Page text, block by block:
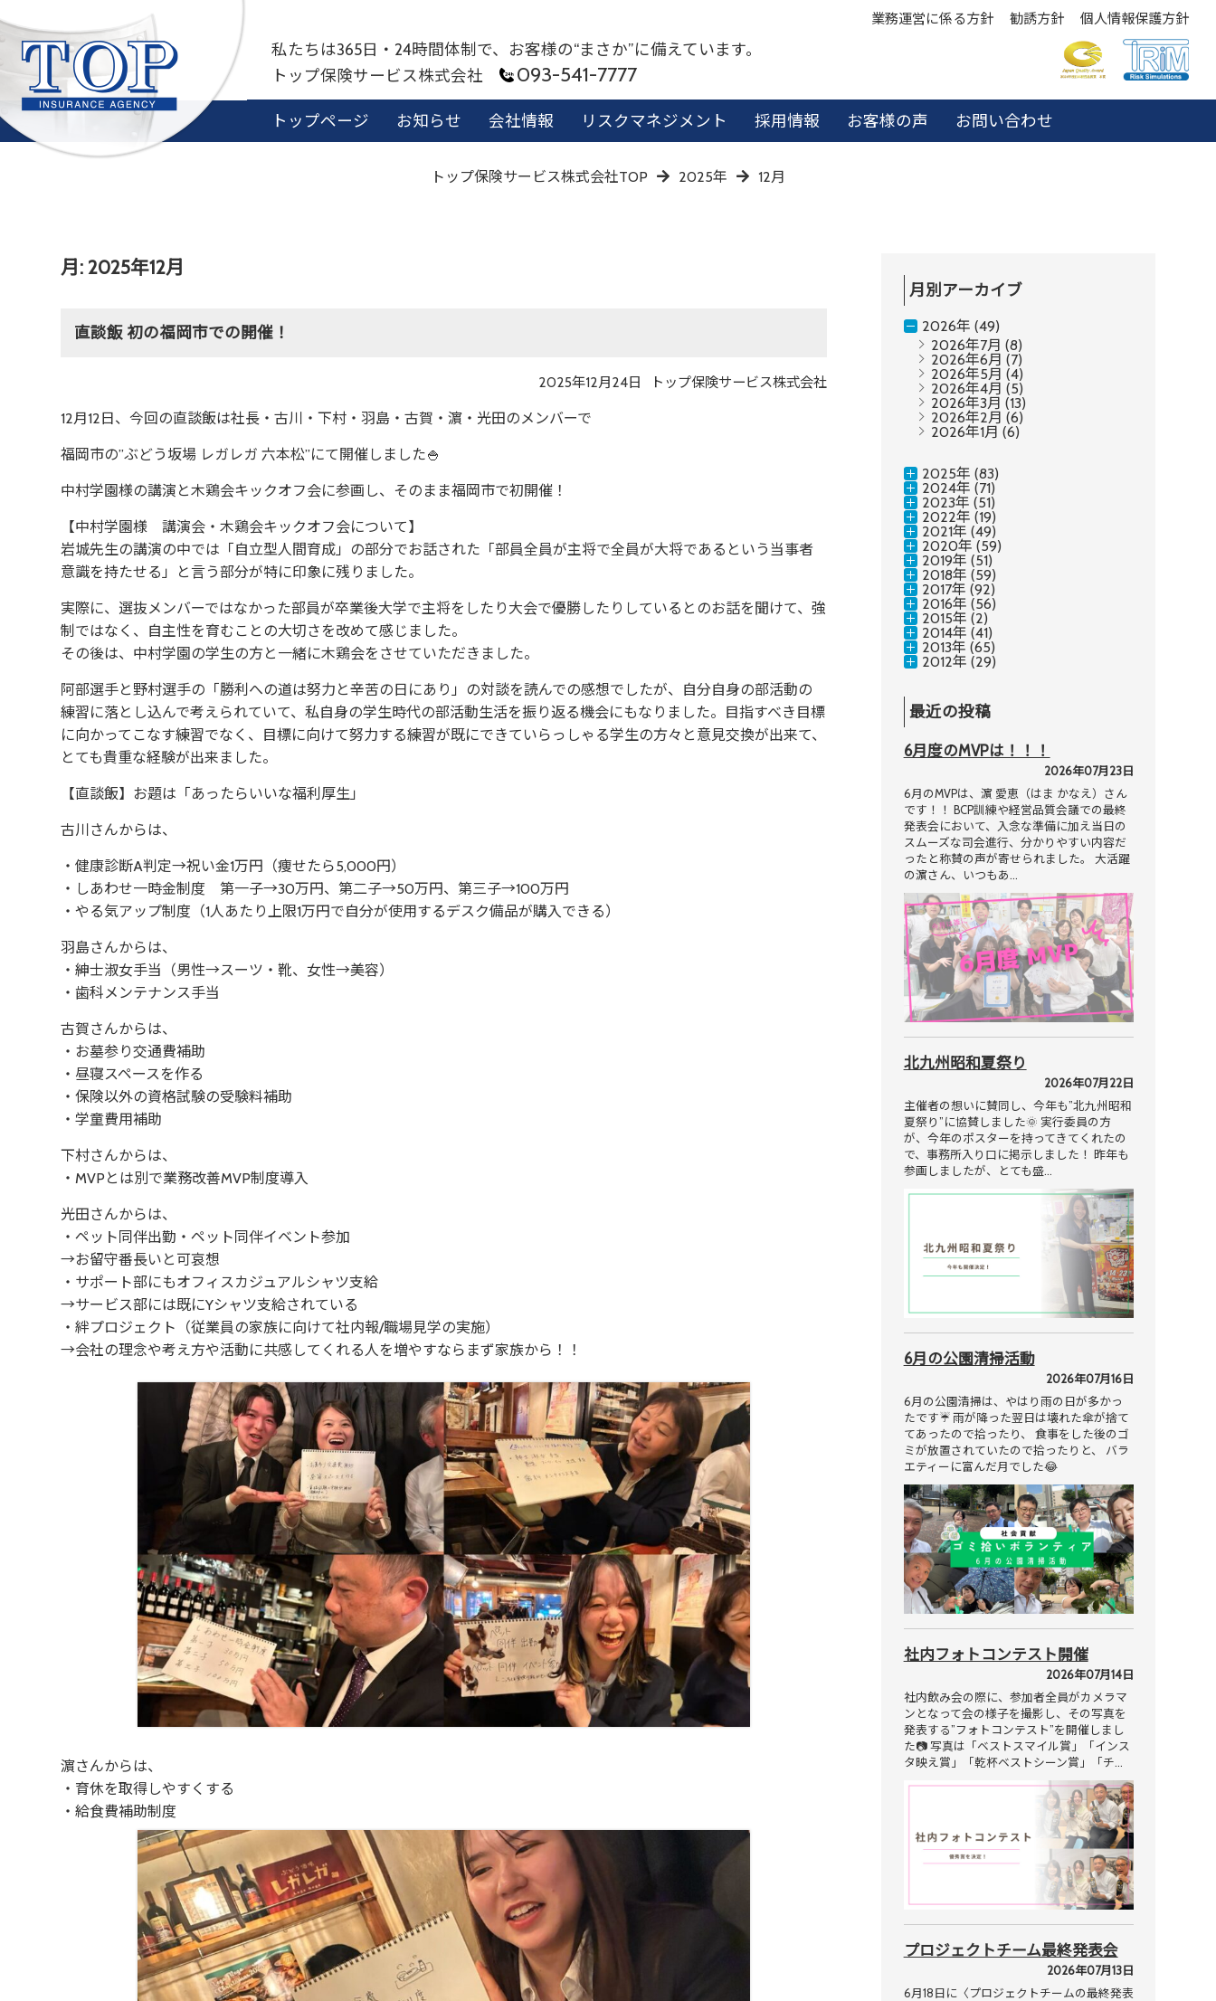
業務運営に係る方針 勧誘方針 個人情報保護方針
私たちは365日・24時間体制で、お客様の“まさか”に備えています。
トップ保険サービス株式会社
093-541-7777
トップページ お知らせ 会社情報 リスクマネジメント 採用情報 お客様の声 お問い合わせ
トップ保険サービス株式会社TOP 2025年 12月
月:2025年12月
直談飯 初の福岡市での開催！
投
日
2025年12月24日 投
トップ保険サービス株式会社
12月12日、今回の直談飯は社長・古川・下村・羽島・古賀・濵・光田のメンバーで
福岡市の”ぶどう坂場 レガレガ 六本松”にて開催しました🍚
中村学園様の講演と木鶏会キックオフ会に参画し、そのまま福岡市で初開催！
【中村学園様 講演会・木鶏会キックオフ会について】
岩城先生の講演の中では「自立型人間育成」の部分でお話された「部員全員が主将で全員が大将であるという当事者
意識を持たせる」と言う部分が特に印象に残りました。
実際に、選抜メンバーではなかった部員が卒業後大学で主将をしたり大会で優勝したりしているとのお話を聞けて、強
制ではなく、自主性を育むことの大切さを改めて感じました。
その後は、中村学園の学生の方と一緒に木鶏会をさせていただきました。
阿部選手と野村選手の「勝利への道は努力と辛苦の日にあり」の対談を読んでの感想でしたが、自分自身の部活動の
練習に落とし込んで考えられていて、私自身の学生時代の部活動生活を振り返る機会にもなりました。目指すべき目標
に向かってこなす練習でなく、目標に向けて努力する練習が既にできていらっしゃる学生の方々と意見交換が出来て、
とても貴重な経験が出来ました。
【直談飯】お題は「あったらいいな福利厚生」
古川さんからは、
・健康診断A判定→祝い金1万円（痩せたら5,000円）
・しあわせ一時金制度 第一子→30万円、第二子→50万円、第三子→100万円
・やる気アップ制度（1人あたり上限1万円で自分が使用するデスク備品が購入できる）
羽島さんからは、
・紳士淑女手当（男性→スーツ・靴、女性→美容）
・歯科メンテナンス手当
古賀さんからは、
・お墓参り交通費補助
・昼寝スペースを作る
・保険以外の資格試験の受験料補助
・学童費用補助
下村さんからは、
・MVPとは別で業務改善MVP制度導入
光田さんからは、
・ペット同伴出勤・ペット同伴イベント参加
→お留守番長いと可哀想
・サポート部にもオフィスカジュアルシャツ支給
→サービス部には既にYシャツ支給されている
・絆プロジェクト（従業員の家族に向けて社内報/職場見学の実施）
→会社の理念や考え方や活動に共感してくれる人を増やすならまず家族から！！
濵さんからは、
・育休を取得しやすくする
・給食費補助制度
月別アーカイブ
2026年 (49)
2026年7月 (8)
2026年6月 (7)
2026年5月 (4)
2026年4月 (5)
2026年3月 (13)
2026年2月 (6)
2026年1月 (6)
2025年 (83)
2024年 (71)
2023年 (51)
2022年 (19)
2021年 (49)
2020年 (59)
2019年 (51)
2018年 (59)
2017年 (92)
2016年 (56)
2015年 (2)
2014年 (41)
2013年 (65)
2012年 (29)
最近の投稿
6月度のMVPは！！！
2026年07月23日
6月のMVPは、濵 愛恵（はま かなえ）さん
です！！ BCP訓練や経営品質会議での最終
発表会において、入念な準備に加え当日の
スムーズな司会進行、分かりやすい内容だ
ったと称賛の声が寄せられました。 大活躍
の濵さん、いつもあ…
北九州昭和夏祭り
2026年07月22日
主催者の想いに賛同し、今年も”北九州昭和
夏祭り”に協賛しました🌞 実行委員の方
が、今年のポスターを持ってきてくれたの
で、事務所入り口に掲示しました！ 昨年も
参画しましたが、とても盛…
6月の公園清掃活動
2026年07月16日
6月の公園清掃は、やはり雨の日が多かっ
たです☔ 雨が降った翌日は壊れた傘が捨て
てあったので拾ったり、 食事をした後のゴ
ミが放置されていたので拾ったりと、 バラ
エティーに富んだ月でした😂
社内フォトコンテスト開催
2026年07月14日
社内飲み会の際に、参加者全員がカメラマ
ンとなって会の様子を撮影し、その写真を
発表する”フォトコンテスト”を開催しまし
た📷 写真は「ベストスマイル賞」「インス
タ映え賞」「乾杯ベストシーン賞」「チ…
プロジェクトチーム最終発表会
2026年07月13日
6月18日に〈プロジェクトチームの最終発表